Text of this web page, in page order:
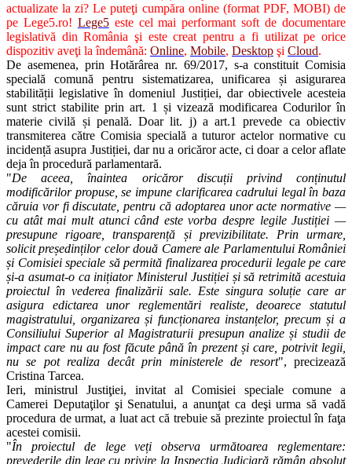
actualizate la zi? Le puteţi cumpăra online (format PDF, MOBI) de
pe Lege5.ro! Lege5este cel mai performant soft de documentare
legislativă din România şi este creat pentru a fi utilizat pe orice
dispozitiv aveţi la îndemână: Online, Mobile, Desktop şi Cloud.
De asemenea, prin Hotărârea nr. 69/2017, s-a constituit Comisia
specială comună pentru sistematizarea, unificarea și asigurarea
stabilității legislative în domeniul Justiției, dar obiectivele acesteia
sunt strict stabilite prin art. 1 și vizează modificarea Codurilor în
materie civilă și penală. Doar lit. j) a art.1 prevede ca obiectiv
transmiterea către Comisia specială a tuturor actelor normative cu
incidență asupra Justiției, dar nu a oricăror acte, ci doar a celor aflate
deja în procedură parlamentară.
"De aceea, înaintea oricăror discuții privind conținutul
modificărilor propuse, se impune clarificarea cadrului legal în baza
căruia vor fi discutate, pentru că adoptarea unor acte normative —
cu atât mai mult atunci când este vorba despre legile Justiției —
presupune rigoare, transparență și previzibilitate. Prin urmare,
solicit președinților celor două Camere ale Parlamentului României
și Comisiei speciale să permită finalizarea procedurii legale pe care
și-a asumat-o ca inițiator Ministerul Justiției și să retrimită acestuia
proiectul în vederea finalizării sale. Este singura soluție care ar
asigura edictarea unor reglementări realiste, deoarece statutul
magistratului, organizarea și funcționarea instanțelor, precum și a
Consiliului Superior al Magistraturii presupun analize și studii de
impact care nu au fost făcute până în prezent și care, potrivit legii,
nu se pot realiza decât prin ministerele de resort", precizează
Cristina Tarcea.
Ieri, ministrul Justiţiei, invitat al Comisiei speciale comune a
Camerei Deputaţilor şi Senatului, a anunţat ca deşi urma să vadă
procedura de urmat, a luat act că trebuie să prezinte proiectul în faţa
acestei comisii.
"În proiectul de lege veți observa următoarea reglementare:
prevederile din lege cu privire la Inspecția Judiciară rămân absolut